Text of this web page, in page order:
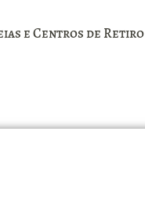
e Centros de Retiro